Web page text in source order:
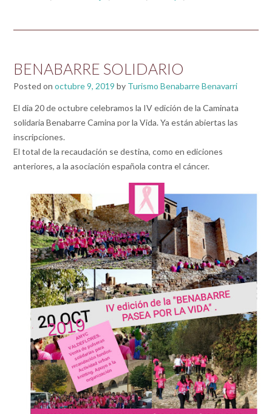
BENABARRE SOLIDARIO
Posted on octubre 9, 2019 by Turismo Benabarre Benavarri
El dia 20 de octubre celebramos la IV edición de la Caminata
solidaria Benabarre Camina por la Vida. Ya están abiertas las
inscripciones.
El total de la recaudación se destina, como en ediciones
anteriores, a la asociación española contra el cáncer.